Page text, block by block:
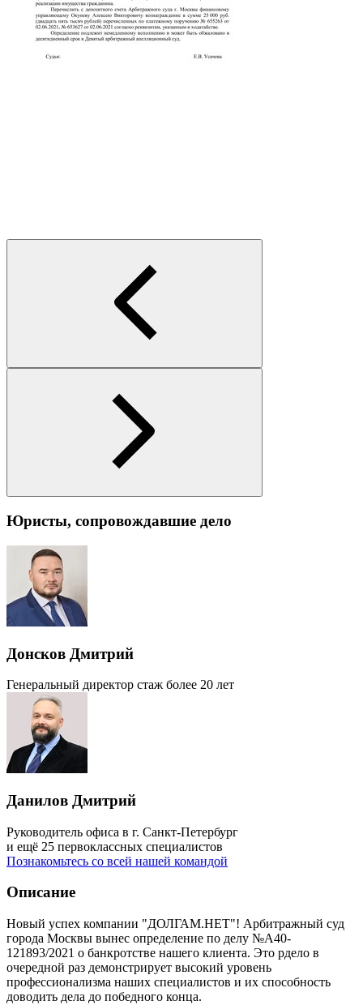
Юристы, сопровождавшие дело
Донсков Дмитрий
Генеральный директор стаж более 20 лет
Данилов Дмитрий
Руководитель офиса в г. Санкт-Петербург
и ещё 25 первоклассных специалистов
Познакомьтесь со всей нашей командой
Описание
Новый успех компании "ДОЛГАМ.НЕТ"! Арбитражный суд
города Москвы вынес определение по делу №А40-
121893/2021 о банкротстве нашего клиента. Это рдело в
очередной раз демонстрирует высокий уровень
профессионализма наших специалистов и их способность
доводить дела до победного конца.